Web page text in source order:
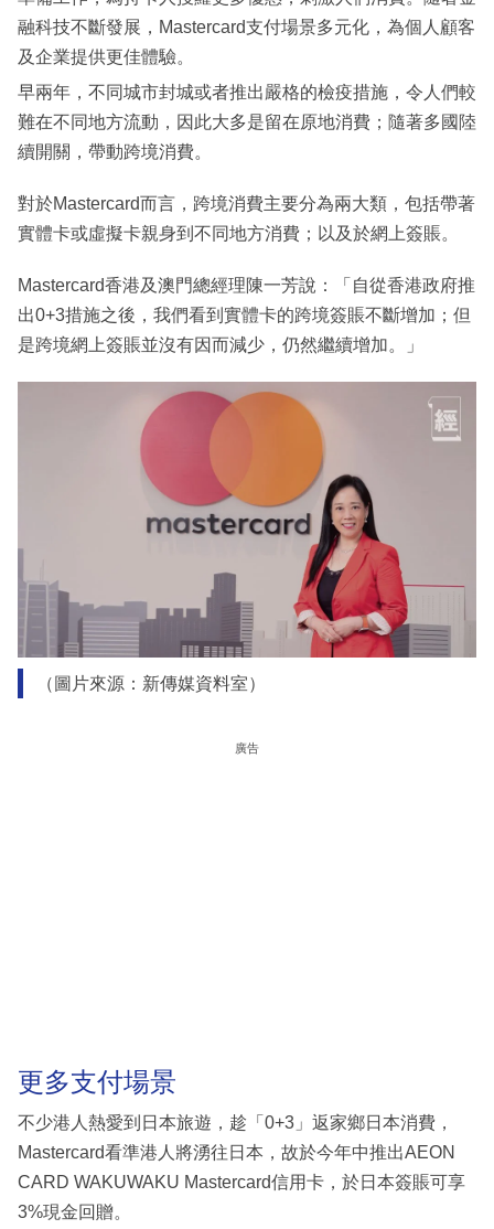
融科技不斷發展，Mastercard支付場景多元化，為個人顧客
及企業提供更佳體驗。
早兩年，不同城市封城或者推出嚴格的檢疫措施，令人們較
難在不同地方流動，因此大多是留在原地消費；隨著多國陸
續開關，帶動跨境消費。
對於Mastercard而言，跨境消費主要分為兩大類，包括帶著
實體卡或虛擬卡親身到不同地方消費；以及於網上簽賬。
Mastercard香港及澳門總經理陳一芳說：「自從香港政府推
出0+3措施之後，我們看到實體卡的跨境簽賬不斷增加；但
是跨境網上簽賬並沒有因而減少，仍然繼續增加。」
（圖片來源：新傳媒資料室）
廣告
更多支付場景
不少港人熱愛到日本旅遊，趁「0+3」返家鄉日本消費，
Mastercard看準港人將湧往日本，故於今年中推出AEON
CARD WAKUWAKU Mastercard信用卡，於日本簽賬可享
3%現金回贈。